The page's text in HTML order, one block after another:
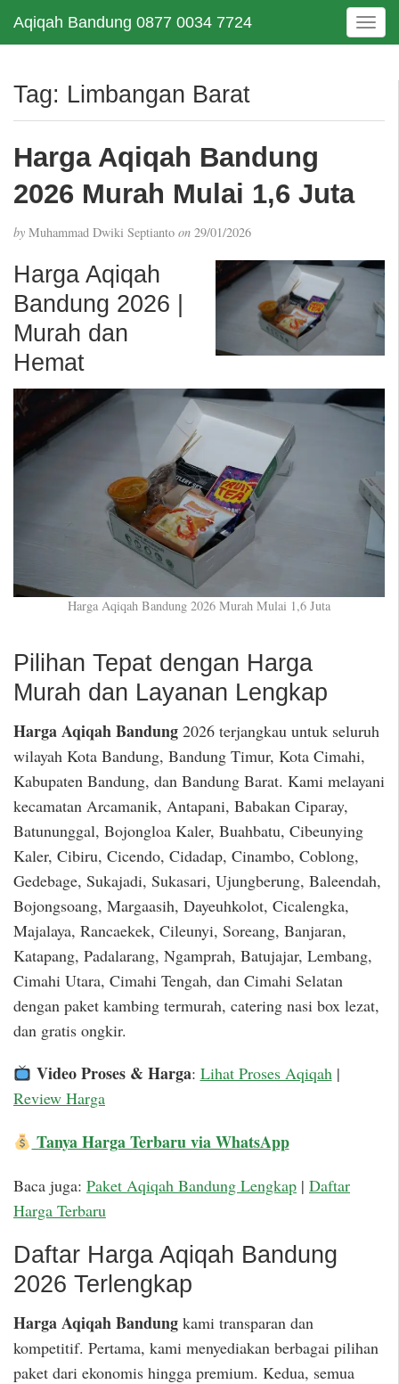
Aqiqah Bandung 0877 0034 7724
T
o
e
t
Tag: Limbangan Barat
Harga Aqiqah Bandung
2026 Murah Mulai 1,6 Juta
by Muhammad Dwiki Septianto on 29/01/2026
Harga Aqiqah
Bandung 2026 |
Murah dan
Hemat
Harga Aqiqah Bandung 2026 Murah Mulai 1,6 Juta
Pilihan Tepat dengan Harga
Murah dan Layanan Lengkap
Harga Aqiqah Bandung 2026 terjangkau untuk seluruh
wilayah Kota Bandung, Bandung Timur, Kota Cimahi,
Kabupaten Bandung, dan Bandung Barat. Kami melayani
kecamatan Arcamanik, Antapani, Babakan Ciparay,
Batununggal, Bojongloa Kaler, Buahbatu, Cibeunying
Kaler, Cibiru, Cicendo, Cidadap, Cinambo, Coblong,
Gedebage, Sukajadi, Sukasari, Ujungberung, Baleendah,
Bojongsoang, Margaasih, Dayeuhkolot, Cicalengka,
Majalaya, Rancaekek, Cileunyi, Soreang, Banjaran,
Katapang, Padalarang, Ngamprah, Batujajar, Lembang,
Cimahi Utara, Cimahi Tengah, dan Cimahi Selatan
dengan paket kambing termurah, catering nasi box lezat,
dan gratis ongkir.
Video Proses & Harga: Lihat Proses Aqiqah|
Review Harga
Tanya Harga Terbaru via WhatsApp
Baca juga: Paket Aqiqah Bandung Lengkap | Daftar
Harga Terbaru
Daftar Harga Aqiqah Bandung
2026 Terlengkap
Harga Aqiqah Bandung kami transparan dan
kompetitif. Pertama, kami menyediakan berbagai pilihan
paket dari ekonomis hingga premium. Kedua, semua